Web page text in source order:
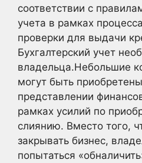
соответствии с
учета в рамках
проверки для выдачи
Бухгалтерский учет
владельца.Небольшие
могут быть
представлении
рамках усилий по
слиянию. Вместо того,
закрывать бизнес,
попытаться